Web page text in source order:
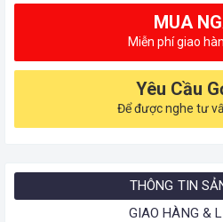
MUA
Miễn phí giao
Yêu Cầu
Để được nghe tư
THÔNG TIN
GIAO HÀNG &